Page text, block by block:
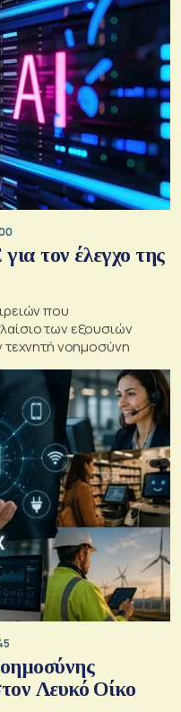
τον έλεγχο της
που
των εξουσιών
τεχνητή νοημοσύνη
Λευκό Οίκο